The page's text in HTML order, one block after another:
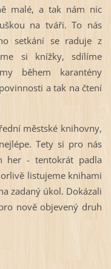
malé, a tak nám nic
na tváři. To nás
setkání se raduje z
si knížky, sdílíme
během karantény
a tak na čtení
městské knihovny,
Tety si pro nás
her - tentokrát padla
listujeme knihami
zadaný úkol. Dokázali
nově objevený druh